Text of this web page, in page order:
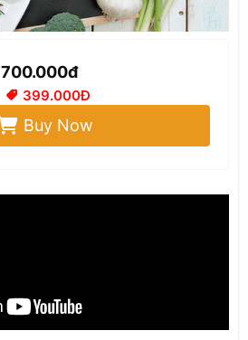
700.000đ
399.000Đ
Buy Now